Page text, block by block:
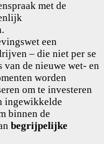
met de
een
– die niet per se
de nieuwe wet- en
worden
om te investeren
ingewikkelde
binnen de
begrijpelijke